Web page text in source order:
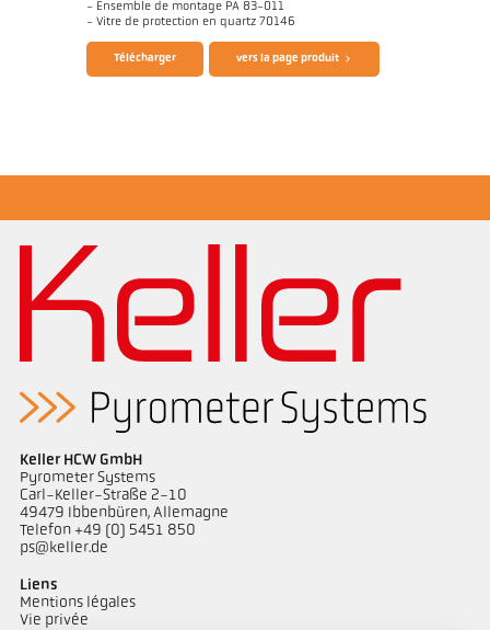
- Ensemble de montage PA 83-011
- Vitre de protection en quartz 70146
Brochure CellaTemp PA Questionnaire thermomètres infrarouges
Rapport d'application Cokerie
Télécharger vers la page produit
Keller HCW GmbH
Pyrometer Systems
Carl-Keller-Straße 2-10
49479 Ibbenbüren, Allemagne
Telefon +49 (0) 5451 850
ps@keller.de
Liens
Mentions légales
Vie privée